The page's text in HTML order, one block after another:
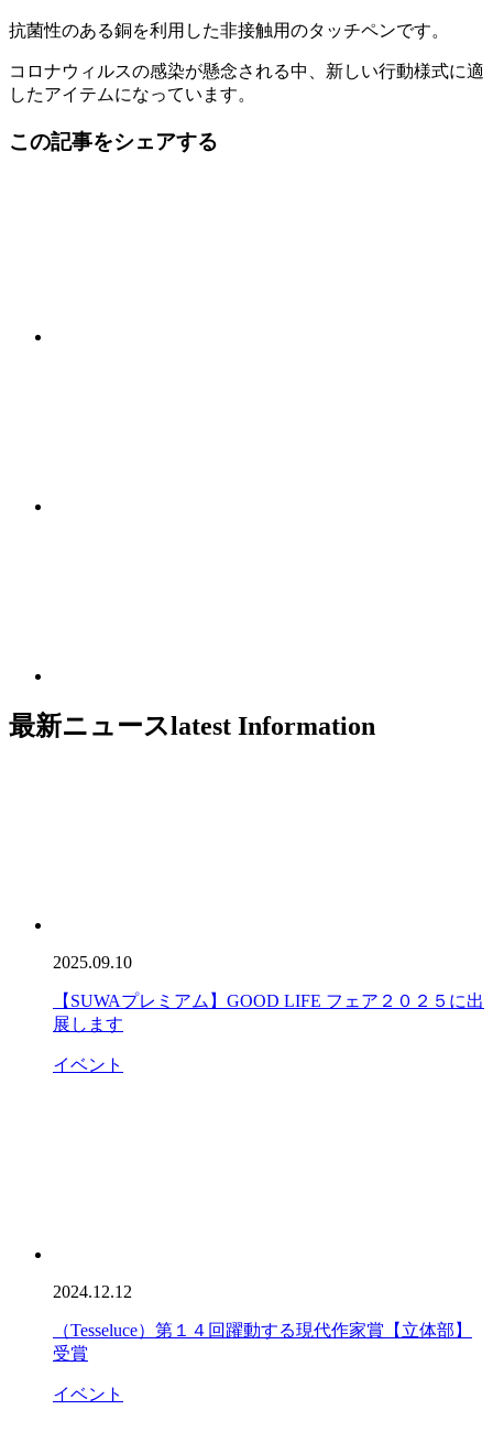
抗菌性のある銅を利用した非接触用のタッチペンです。
コロナウィルスの感染が懸念される中、新しい行動様式に適
したアイテムになっています。
この記事をシェアする
最新ニュースlatest Information
2025.09.10
【SUWAプレミアム】GOOD LIFE フェア２０２５に出
展します
イベント
2024.12.12
（Tesseluce）第１４回躍動する現代作家賞【立体部】
受賞
イベント